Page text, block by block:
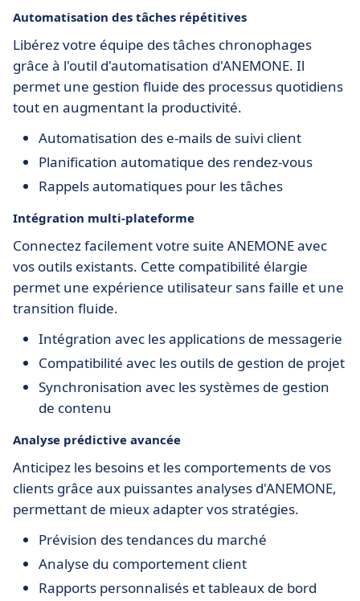
Automatisation des tâches répétitives
Libérez votre équipe des tâches chronophages
grâce à l'outil d'automatisation d'ANEMONE. Il
permet une gestion fluide des processus quotidiens
tout en augmentant la productivité.
Automatisation des e-mails de suivi client
Planification automatique des rendez-vous
Rappels automatiques pour les tâches
Intégration multi-plateforme
Connectez facilement votre suite ANEMONE avec
vos outils existants. Cette compatibilité élargie
permet une expérience utilisateur sans faille et une
transition fluide.
Intégration avec les applications de messagerie
Compatibilité avec les outils de gestion de projet
Synchronisation avec les systèmes de gestion
de contenu
Analyse prédictive avancée
Anticipez les besoins et les comportements de vos
clients grâce aux puissantes analyses d'ANEMONE,
permettant de mieux adapter vos stratégies.
Prévision des tendances du marché
Analyse du comportement client
Rapports personnalisés et tableaux de bord